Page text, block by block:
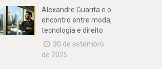
Alexandre Guarita e o
encontro entre moda,
tecnologia e direito
30 de setembro
de 2025